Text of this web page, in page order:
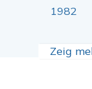
1982
Zeig